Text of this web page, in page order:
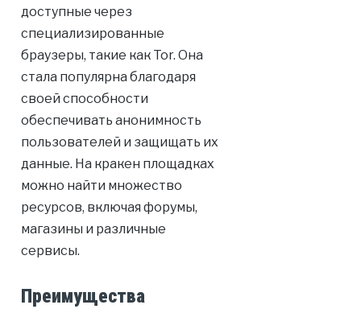
доступные через
специализированные
браузеры, такие как Tor. Она
стала популярна благодаря
своей способности
обеспечивать анонимность
пользователей и защищать их
данные. На кракен площадках
можно найти множество
ресурсов, включая форумы,
магазины и различные
сервисы.
Преимущества